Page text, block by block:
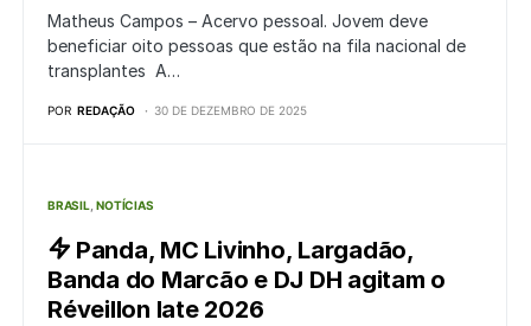
Matheus Campos – Acervo pessoal. Jovem deve
beneficiar oito pessoas que estão na fila nacional de
transplantes A…
POR REDAÇÃO 30 DE DEZEMBRO DE 2025
BRASIL NOTÍCIAS
Panda, MC Livinho, Largadão,
Banda do Marcão e DJ DH agitam o
Réveillon Iate 2026